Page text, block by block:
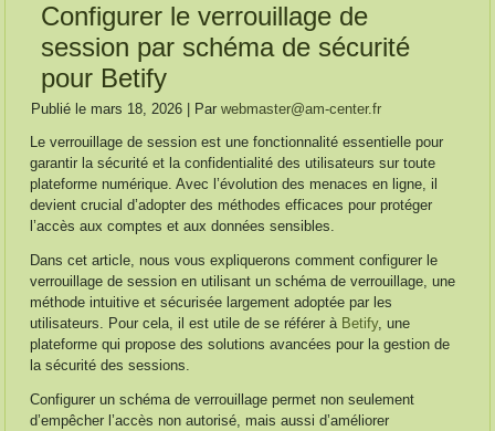
Configurer le verrouillage de
session par schéma de sécurité
pour Betify
Publié le mars 18, 2026 Par webmaster@am-center.fr
Le verrouillage de session est une fonctionnalité essentielle pour
garantir la sécurité et la confidentialité des utilisateurs sur toute
plateforme numérique. Avec l’évolution des menaces en ligne, il
devient crucial d’adopter des méthodes efficaces pour protéger
l’accès aux comptes et aux données sensibles.
Dans cet article, nous vous expliquerons comment configurer le
verrouillage de session en utilisant un schéma de verrouillage, une
méthode intuitive et sécurisée largement adoptée par les
utilisateurs. Pour cela, il est utile de se référer à Betify, une
plateforme qui propose des solutions avancées pour la gestion de
la sécurité des sessions.
Configurer un schéma de verrouillage permet non seulement
d’empêcher l’accès non autorisé, mais aussi d’améliorer